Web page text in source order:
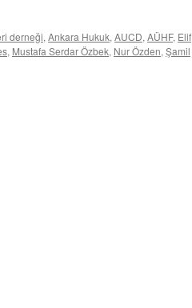
derneği, Ankara Hukuk, AUCD, AÜHF, Elif
, Mustafa Serdar Özbek, Nur Özden, Şamil